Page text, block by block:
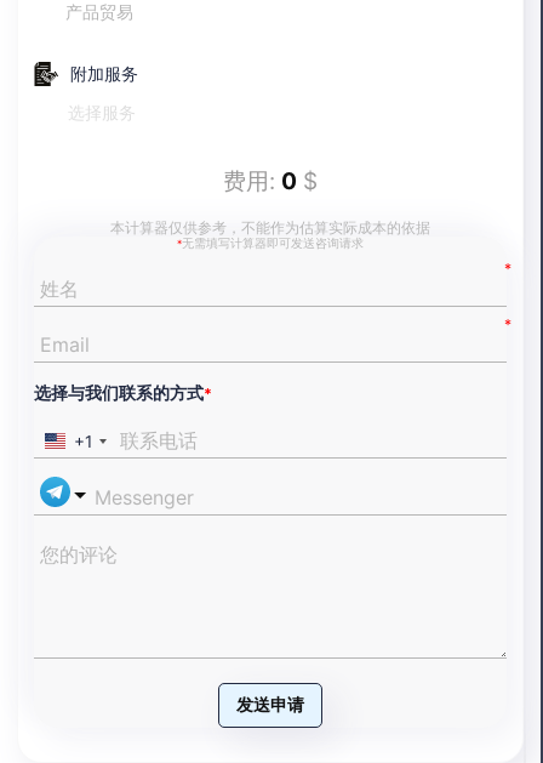
件。
产品贸易
附加服务
选择服务
费用: 0 $
本计算器仅供参考，不能作为估算实际成本的依据
*无需填写计算器即可发送咨询请求
选择与我们联系的方式*
+1
发送申请